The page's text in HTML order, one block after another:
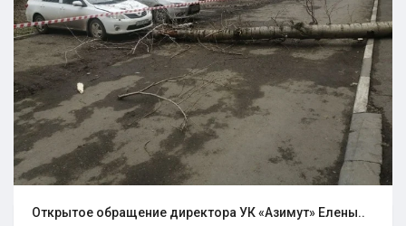
Открытое обращение директора УК «Азимут» Елены..